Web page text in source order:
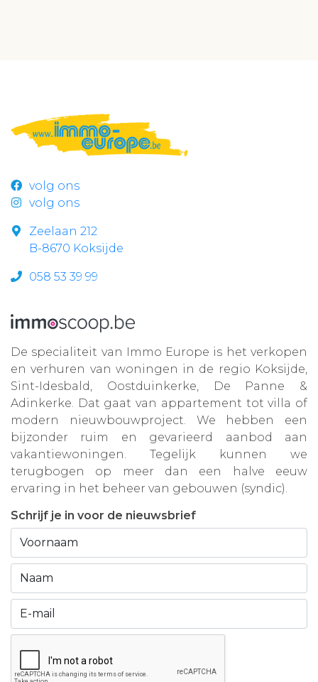
volg ons
volg ons
Zeelaan 212
B-8670 Koksijde
058 53 39 99
De specialiteit van Immo Europe is het verkopen
en verhuren van woningen in de regio Koksijde,
Sint-Idesbald, Oostduinkerke, De Panne &
Adinkerke. Dat gaat van appartement tot villa of
modern nieuwbouwproject. We hebben een
bijzonder ruim en gevarieerd aanbod aan
vakantiewoningen. Tegelijk kunnen we
terugbogen op meer dan een halve eeuw
ervaring in het beheer van gebouwen (syndic).
Schrijf je in voor de nieuwsbrief